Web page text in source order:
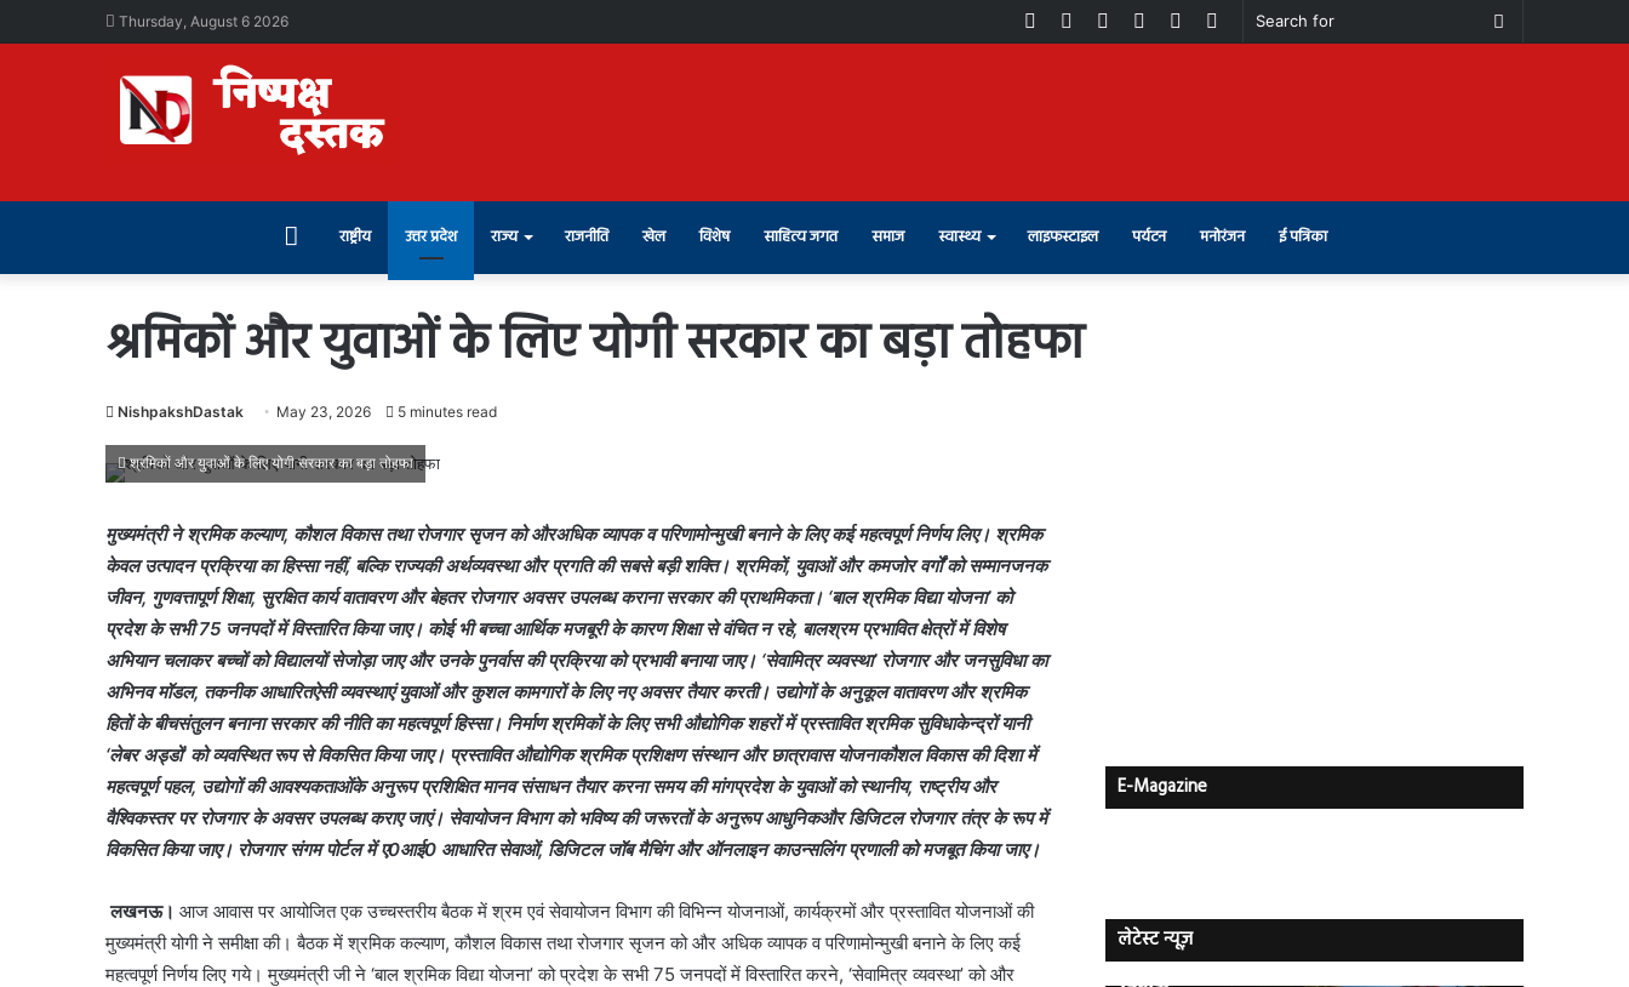
Thursday, August 6 2026
Search
Switch
Telegram
Instagram
Youtube
Facebook
राष्ट्रीय उत्तर प्रदेश राज्य राजनीति खेल विशेष साहित्य जगत समाज स्वास्थ्य लाइफस्टाइल पर्यटन मनोरंजन ई पत्रिका
श्रमिकों और युवाओं के लिए योगी सरकार का बड़ा तोहफा
NishpakshDastak May 23, 2026 5 minutes read
श्रमिकों और युवाओं के लिए योगी सरकार का बड़ा तोहफा
मुख्यमंत्री ने श्रमिक कल्याण, कौशल विकास तथा रोजगार सृजन को औरअधिक व्यापक व परिणामोन्मुखी बनाने के लिए कई महत्वपूर्ण निर्णय लिए। श्रमिक
केवल उत्पादन प्रक्रिया का हिस्सा नहीं, बल्कि राज्यकी अर्थव्यवस्था और प्रगति की सबसे बड़ी शक्ति। श्रमिकों, युवाओं और कमजोर वर्गों को सम्मानजनक
जीवन, गुणवत्तापूर्ण शिक्षा, सुरक्षित कार्य वातावरण और बेहतर रोजगार अवसर उपलब्ध कराना सरकार की प्राथमिकता। ‘बाल श्रमिक विद्या योजना’ को
प्रदेश के सभी 75 जनपदों में विस्तारित किया जाए। कोई भी बच्चा आर्थिक मजबूरी के कारण शिक्षा से वंचित न रहे, बालश्रम प्रभावित क्षेत्रों में विशेष
अभियान चलाकर बच्चों को विद्यालयों सेजोड़ा जाए और उनके पुनर्वास की प्रक्रिया को प्रभावी बनाया जाए। ‘सेवामित्र व्यवस्था’ रोजगार और जनसुविधा का
अभिनव मॉडल, तकनीक आधारितऐसी व्यवस्थाएं युवाओं और कुशल कामगारों के लिए नए अवसर तैयार करती। उद्योगों के अनुकूल वातावरण और श्रमिक
हितों के बीचसंतुलन बनाना सरकार की नीति का महत्वपूर्ण हिस्सा। निर्माण श्रमिकों के लिए सभी औद्योगिक शहरों में प्रस्तावित श्रमिक सुविधाकेन्द्रों यानी
‘लेबर अड्डों’ को व्यवस्थित रूप से विकसित किया जाए। प्रस्तावित औद्योगिक श्रमिक प्रशिक्षण संस्थान और छात्रावास योजनाकौशल विकास की दिशा में
महत्वपूर्ण पहल, उद्योगों की आवश्यकताओंके अनुरूप प्रशिक्षित मानव संसाधन तैयार करना समय की मांगप्रदेश के युवाओं को स्थानीय, राष्ट्रीय और
वैश्विकस्तर पर रोजगार के अवसर उपलब्ध कराए जाएं। सेवायोजन विभाग को भविष्य की जरूरतों के अनुरूप आधुनिकऔर डिजिटल रोजगार तंत्र के रूप में
विकसित किया जाए। रोजगार संगम पोर्टल में ए0आई0 आधारित सेवाओं, डिजिटल जॉब मैचिंग और ऑनलाइन काउन्सलिंग प्रणाली को मजबूत किया जाए।
लखनऊ। आज आवास पर आयोजित एक उच्चस्तरीय बैठक में श्रम एवं सेवायोजन विभाग की विभिन्न योजनाओं, कार्यक्रमों और प्रस्तावित योजनाओं की
मुख्यमंत्री योगी ने समीक्षा की। बैठक में श्रमिक कल्याण, कौशल विकास तथा रोजगार सृजन को और अधिक व्यापक व परिणामोन्मुखी बनाने के लिए कई
महत्वपूर्ण निर्णय लिए गये। मुख्यमंत्री जी ने ‘बाल श्रमिक विद्या योजना’ को प्रदेश के सभी 75 जनपदों में विस्तारित करने, ‘सेवामित्र व्यवस्था’ को और
E-Magazine
लेटेस्ट न्यूज़